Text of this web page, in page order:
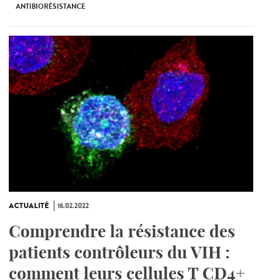
ANTIBIORÉSISTANCE
ACTUALITÉ 16.02.2022
Comprendre la résistance des
patients contrôleurs du VIH :
comment leurs cellules T CD4+